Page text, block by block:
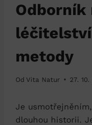
Odborník
metody
Od Vita Natur 27. 10.
Je
dlouhou historii.